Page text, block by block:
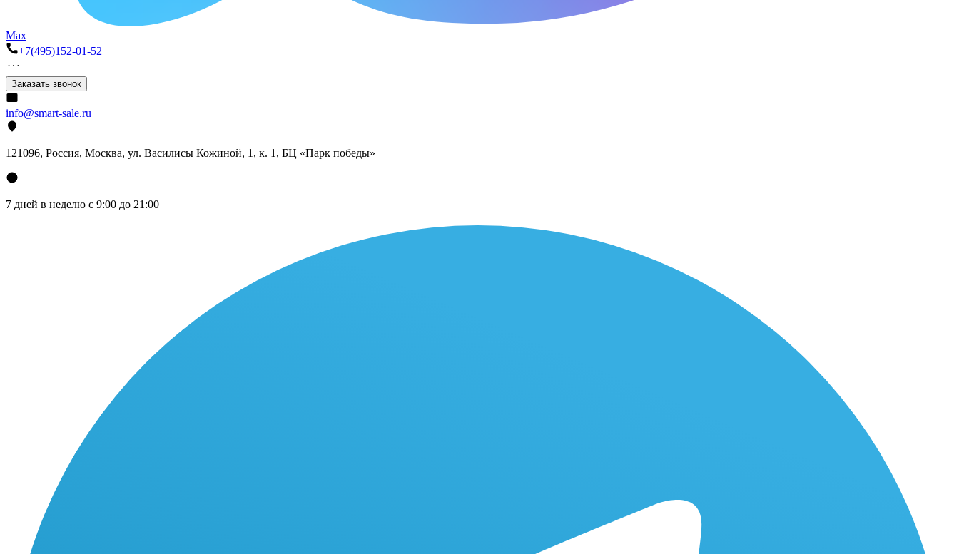
Max
+7(495)152-01-52
Заказать звонок
info@smart-sale.ru
121096, Россия, Москва, ул. Василисы Кожиной, 1, к. 1, БЦ «Парк победы»
7 дней в неделю с 9:00 до 21:00